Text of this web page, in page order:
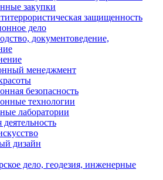
закупки
защищенность
дело
документоведение,
менеджмент
безопасность
технологии
лаборатории
деятельность
дизайн
дело, геодезия, инженерные